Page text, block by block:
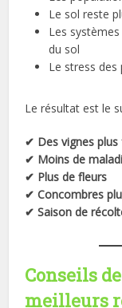
Le sol reste
Les
du sol
Le stress
Le résultat est le
✔ Des vignes
✔ Moins de
✔ Plus de fleurs
✔ Concombres
✔ Saison de
Conseils
meilleurs